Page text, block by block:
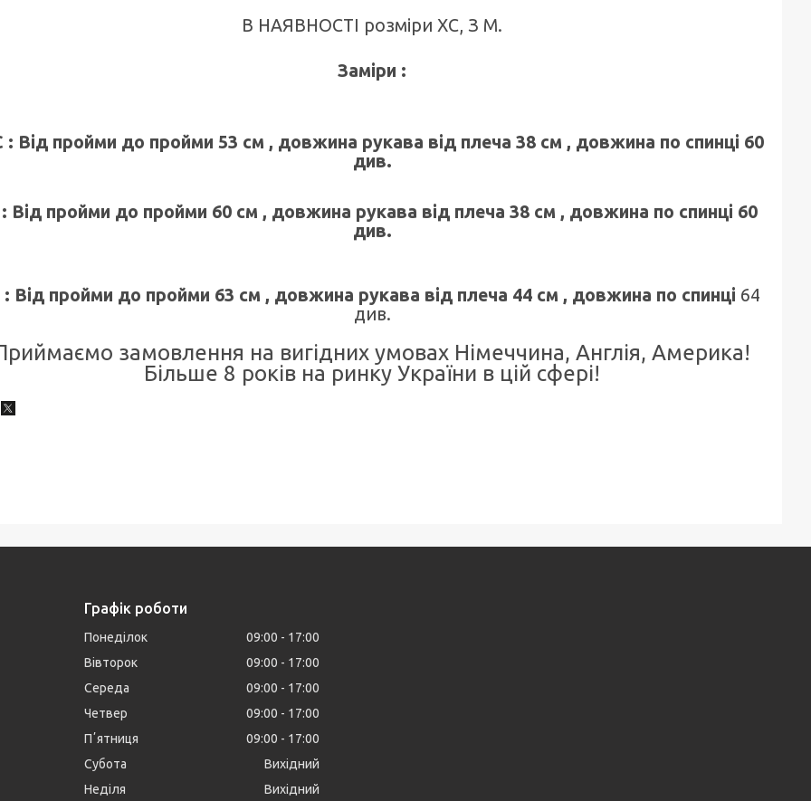
В НАЯВНОСТІ розміри ХС, З М.
Заміри :
: Від пройми до пройми 53 см , довжина рукава від плеча 38 см , довжина по спинці 60
див.
Від пройми до пройми 60 см , довжина рукава від плеча 38 см , довжина по спинці 60
див.
Від пройми до пройми 63 см , довжина рукава від плеча 44 см , довжина по спинці 64
див.
замовлення на вигідних умовах Німеччина, Англія, Америка!
Більше 8 років на ринку України в цій сфері!
Графік роботи
Понеділок 09:00
17:00
Вівторок
09:00
17:00
Середа
09:00
17:00
Четвер
09:00
17:00
Пʼятниця
09:00
17:00
Субота
Вихідний
Неділя
Вихідний